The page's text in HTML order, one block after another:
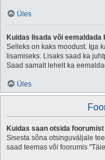
Üles
Kuidas lisada või
Selleks on kaks moodust. Iga
lisamiseks. Lisaks saad ka
Saad samalt lehelt ka
Üles
Kuidas saan otsida
Sisesta sõna otsinguväljale
saad teemas või foorumis